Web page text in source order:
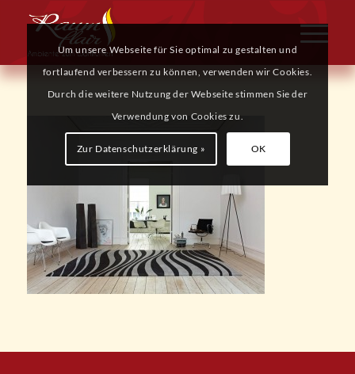
Um unsere Webseite für Sie optimal zu gestalten und
fortlaufend verbessern zu können, verwenden wir Cookies.
Durch die weitere Nutzung der Webseite stimmen Sie der
Verwendung von Cookies zu.
Zur Datenschutzerklärung » OK